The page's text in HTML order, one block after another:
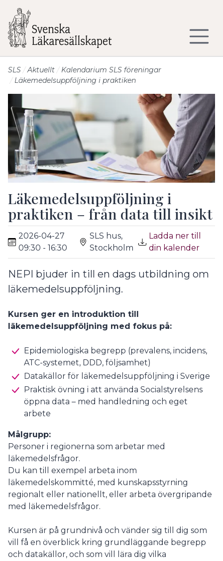
SLS Aktuellt
Kalendarium SLS föreningar
Läkemedelsuppföljning i praktiken
Läkemedelsuppföljning i
praktiken – från data till insikt
2026-04-27
09:30 - 16:30
SLS hus,
Stockholm
Ladda ner till
din kalender
NEPI bjuder in till en dags utbildning om
läkemedelsuppföljning.
Kursen ger en introduktion till
läkemedelsuppföljning med fokus på:
Epidemiologiska begrepp (prevalens, incidens,
ATC-systemet, DDD, följsamhet)
Datakällor för läkemedelsuppföljning i Sverige
Praktisk övning i att använda Socialstyrelsens
öppna data – med handledning och eget
arbete
Målgrupp:
Personer i regionerna som arbetar med
läkemedelsfrågor.
Du kan till exempel arbeta inom
läkemedelskommitté, med kunskapsstyrning
regionalt eller nationellt, eller arbeta övergripande
med läkemedelsfrågor.
Kursen är på grundnivå och vänder sig till dig som
vill få en överblick kring grundläggande begrepp
och datakällor, och som vill lära dig vilka